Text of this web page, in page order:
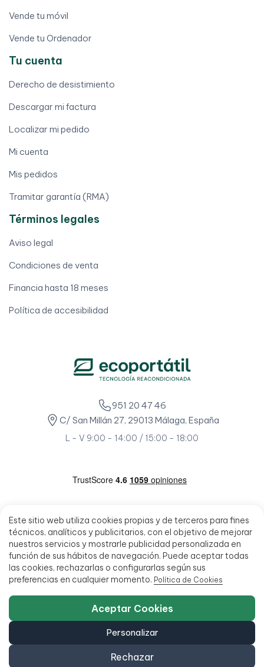
Este sitio web utiliza cookies propias y de terceros para fines
técnicos, analíticos y publicitarios, con el objetivo de mejorar
nuestros servicios y mostrarle publicidad personalizada en
función de sus hábitos de navegación. Puede aceptar todas
las cookies, rechazarlas o configurarlas según sus
preferencias en cualquier momento. Política de Cookies
Rechazar
Personalizar
Aceptar Cookies
Vende tu móvil
Vende tu Ordenador
Tu cuenta
Derecho de desistimiento
Descargar mi factura
Localizar mi pedido
Mi cuenta
Mis pedidos
Tramitar garantía (RMA)
Términos legales
Aviso legal
Condiciones de venta
Financia hasta 18 meses
Política de accesibilidad
951 20 47 46
C/ San Millán 27, 29013 Málaga, España
L - V 9:00 - 14:00 / 15:00 - 18:00
© 2026 - Ecoportatil - Todos los derechos reservados